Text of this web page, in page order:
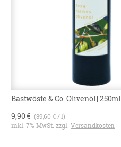
Bastwöste & Co. Olivenöl | 250ml
9,90 € (39,60 € / l)
inkl. 7% MwSt. zzgl.Versandkosten